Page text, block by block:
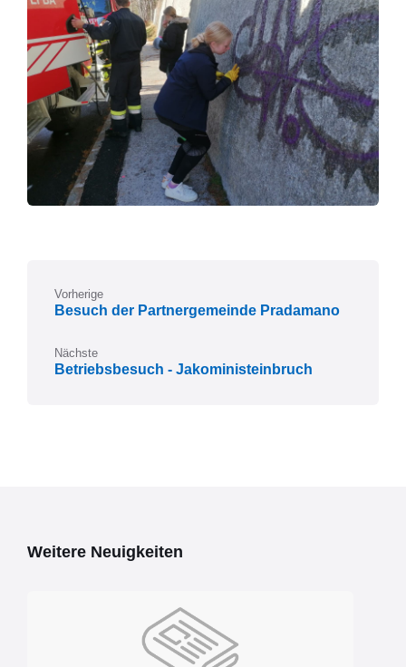
Vorherige
Besuch der Partnergemeinde Pradamano
Nächste
Betriebsbesuch - Jakoministeinbruch
Weitere Neuigkeiten